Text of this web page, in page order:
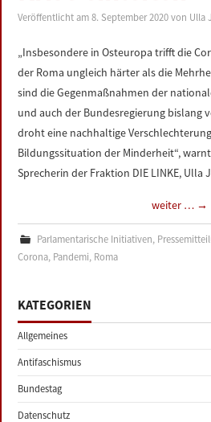
IMPRESSUM
Veröffentlicht am8. September 2020 von Ulla
„Insbesondere in Osteuropa trifft die
der Roma ungleich härter als die
sind die Gegenmaßnahmen der
und auch der Bundesregierung bislang
droht eine nachhaltige
Bildungssituation der Minderheit“,
Sprecherin der Fraktion DIE LINKE, Ulla
weiter … →
Parlamentarische Initiativen,
Corona, Pandemi, Roma
KATEGORIEN
Allgemeines
Antifaschismus
Bundestag
Datenschutz